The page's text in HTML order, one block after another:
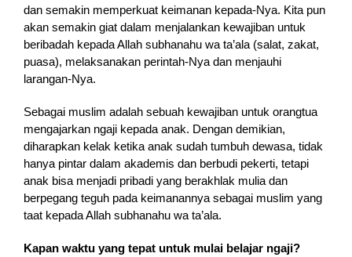
dan semakin memperkuat keimanan kepada-Nya. Kita pun
akan semakin giat dalam menjalankan kewajiban untuk
beribadah kepada Allah subhanahu wa ta’ala (salat, zakat,
puasa), melaksanakan perintah-Nya dan menjauhi
larangan-Nya.
Sebagai muslim adalah sebuah kewajiban untuk orangtua
mengajarkan ngaji kepada anak. Dengan demikian,
diharapkan kelak ketika anak sudah tumbuh dewasa, tidak
hanya pintar dalam akademis dan berbudi pekerti, tetapi
anak bisa menjadi pribadi yang berakhlak mulia dan
berpegang teguh pada keimanannya sebagai muslim yang
taat kepada Allah subhanahu wa ta’ala.
Kapan waktu yang tepat untuk mulai belajar ngaji?